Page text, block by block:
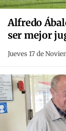
Alfredo
ser mejor
Jueves 17 de